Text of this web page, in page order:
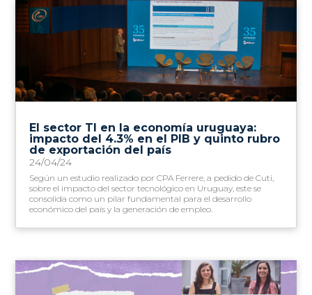
El sector TI en la economía uruguaya:
impacto del 4.3% en el PIB y quinto rubro
de exportación del país
24/04/24
Según un estudio realizado por CPA Ferrere, a pedido de Cuti,
sobre el impacto del sector tecnológico en Uruguay, este se
consolida como un pilar fundamental para el desarrollo
económico del país y la generación de empleo.